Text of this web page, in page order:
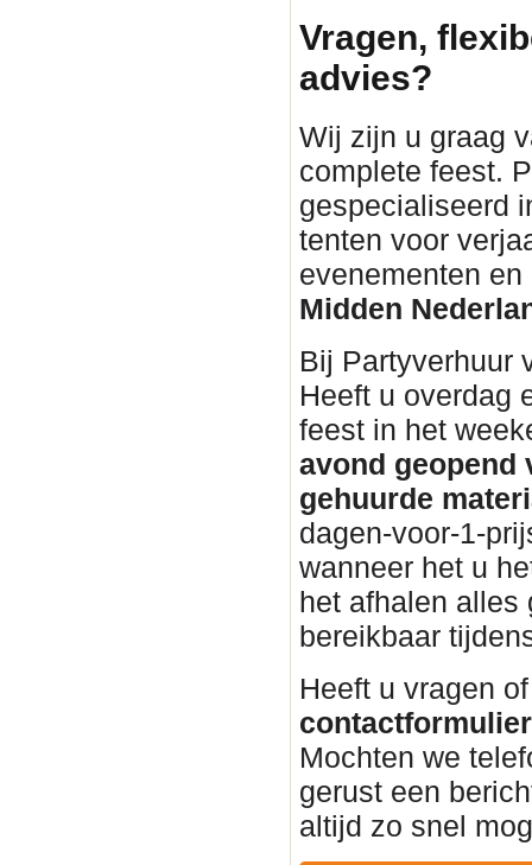
Vragen,
advies?
Wij zijn u graag
complete feest.
gespecialiseerd
tenten voor
evenementen
Midden
Bij Partyverhuur
Heeft u overdag
feest in het
avond geopend
gehuurde
dagen-voor-1-
wanneer het u
het afhalen alles
bereikbaar
Heeft u vragen
Mochten we
gerust een
altijd zo snel